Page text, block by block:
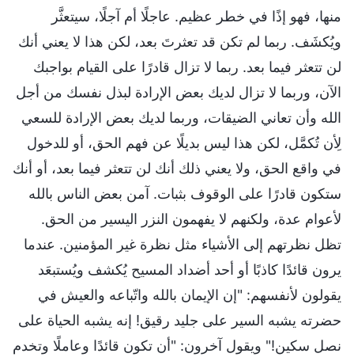
منها، فهو إذًا في خطر عظيم. عاجلًا أم آجلًا، سيتعثَّر
ويُكشَف. ربما لم تكن قد تعثرتَ بعد، لكن هذا لا يعني أنك
لن تتعثر فيما بعد. ربما لا تزال قادرًا على القيام بواجبك
الآن، وربما لا تزال لديك بعض الإرادة لبذل نفسك من أجل
الله وأن تعاني الضيقات، وربما لديك بعض الإرادة للسعي
لِأن تُكمَّل، لكن هذا ليس بديلًا عن فهم الحق، أو للدخول
في واقع الحق، ولا يعني ذلك أنك لن تتعثر فيما بعد، أو أنك
ستكون قادرًا على الوقوف بثبات. آمن بعض الناس بالله
لأعوام عدة، ولكنهم لا يفهمون النزر اليسير من الحق.
تظل نظرتهم إلى الأشياء مثل نظرة غير المؤمنين. عندما
يرون قائدًا كاذبًا أو أحد أضداد المسيح يُكشف ويُستبعَد
يقولون لأنفسهم: "إن الإيمان بالله واتّباعه والعيش في
حضرته يشبه السير على جليد رقيق! إنه يشبه الحياة على
نصل سكين!" ويقول آخرون: "أن تكون قائدًا وعاملًا وتخدم